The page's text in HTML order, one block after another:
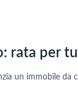
rata per
un immobile da